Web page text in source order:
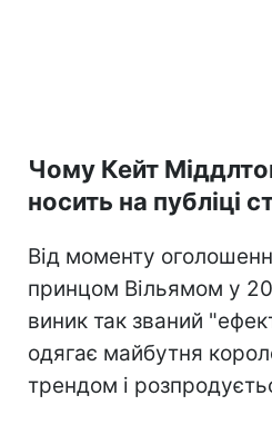
Чому Кейт
носить на публіці
Від моменту
принцом Вільямом у
виник так званий
одягає майбутня
трендом і